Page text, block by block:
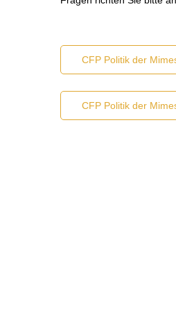
CFP Politik der
CFP Politik der